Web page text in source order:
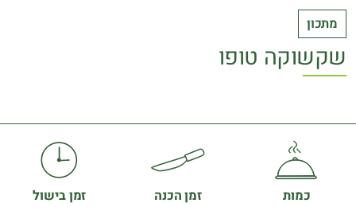
מתכון
שקשוקה טופו
כמות זמן הכנה זמן בישול